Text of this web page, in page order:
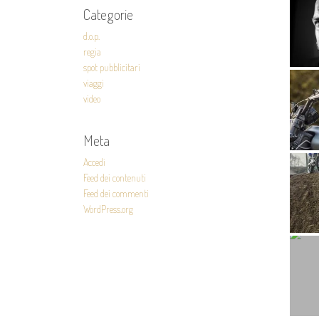
Categorie
d.o.p.
regia
spot pubblicitari
viaggi
video
Meta
Accedi
Feed dei contenuti
Feed dei commenti
WordPress.org